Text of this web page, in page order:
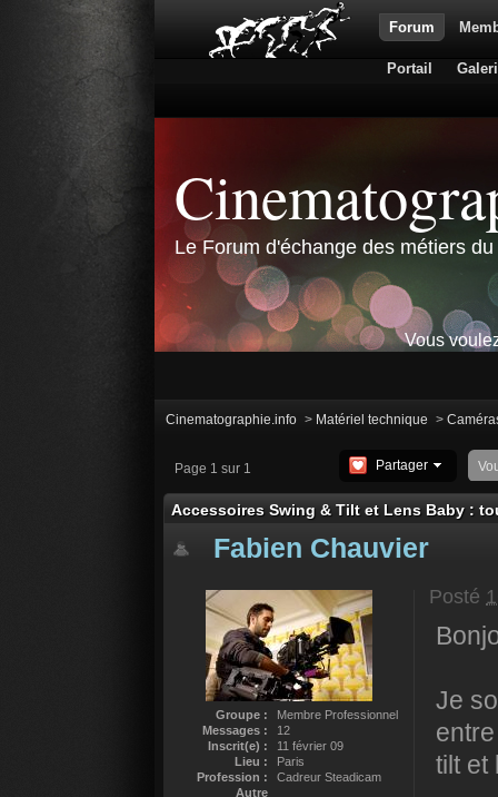
Forum
Portail
Le Forum d'échange des métiers
Vous
Cinematographie.info > Matériel technique >
Page 1 sur 1 Partager
Accessoires Swing & Tilt et Lens Baby :
Fabien Chauvier
Groupe :
Membre Professionnel
Messages :
12
Inscrit(e) :
11 février 09
Lieu :
Paris
Profession :
Cadreur Steadicam
Autre
Posté
Je
tilt et